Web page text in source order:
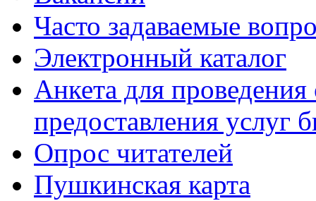
Часто задаваемые
Электронный каталог
Анкета для проведения
предоставления услуг
Опрос читателей
Пушкинская карта